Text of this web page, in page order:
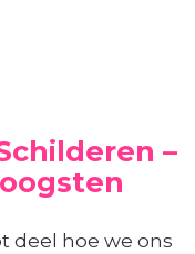
–
deel hoe we ons